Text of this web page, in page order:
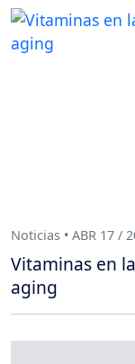
Noticias • ABR 17 /
Vitaminas en
aging